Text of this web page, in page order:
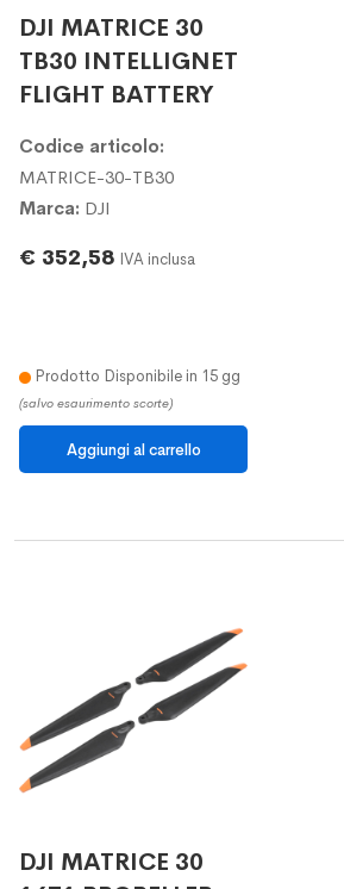
DJI MATRICE 30
TB30 INTELLIGNET
FLIGHT BATTERY
Codice articolo:
MATRICE-30-TB30
Marca: DJI
€ 352,58 IVA inclusa
Prodotto Disponibile in 15 gg
(salvo esaurimento scorte)
DJI MATRICE 30